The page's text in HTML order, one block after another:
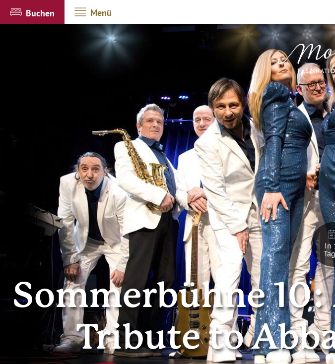
Buchen Menü
In
Sommerbühne 10:
Tribute to